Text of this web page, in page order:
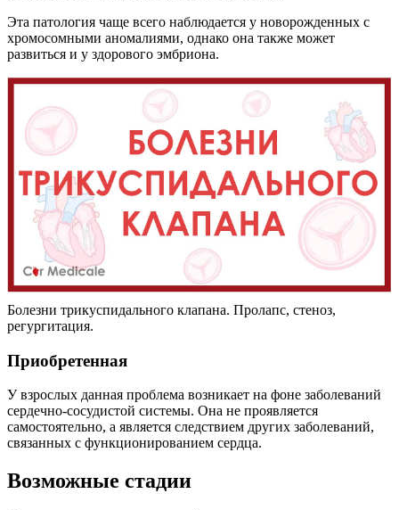
Эта патология чаще всего наблюдается у новорожденных с
хромосомными аномалиями, однако она также может
развиться и у здорового эмбриона.
Болезни трикуспидального клапана. Пролапс, стеноз,
регургитация.
Приобретенная
У взрослых данная проблема возникает на фоне заболеваний
сердечно-сосудистой системы. Она не проявляется
самостоятельно, а является следствием других заболеваний,
связанных с функционированием сердца.
Возможные стадии